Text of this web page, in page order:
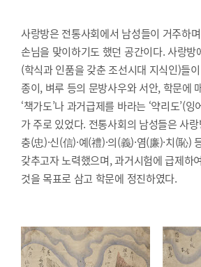
사랑방은 전통사회에서 남성들이 거주하
손님을 맞이하기도 했던 공간이다. 사랑방
(학식과 인품을 갖춘 조선시대 지식인)들
종이, 벼루 등의 문방사우와 서안, 학문에
‘책가도’나 과거급제를 바라는 ‘약리도’(
가 주로 있었다. 전통사회의 남성들은 사
충(忠)·신(信)·예(禮)·의(義)·염(廉)·치(恥)
갖추고자 노력했으며, 과거시험에 급제하
것을 목표로 삼고 학문에 정진하였다.